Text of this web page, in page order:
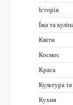
Історія
Їжа та
Квіти
Космос
Краса
Культура
Кухня